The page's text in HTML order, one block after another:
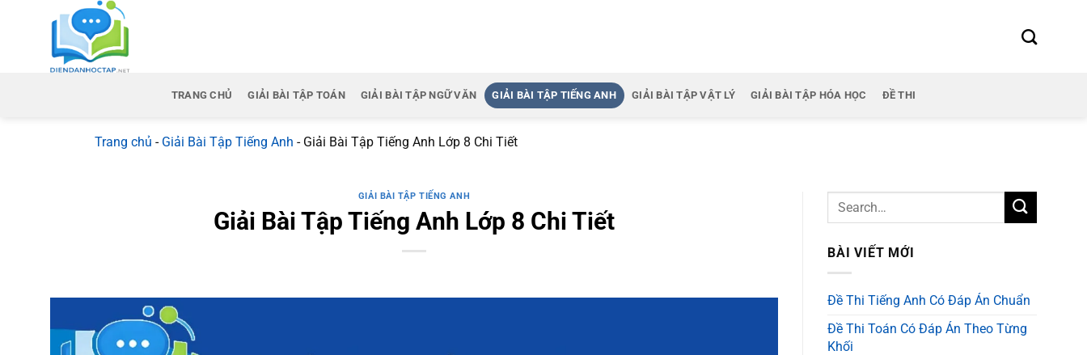
TRANG CHỦ GIẢI BÀI TẬP TOÁN GIẢI BÀI TẬP NGỮ VĂN GIẢI BÀI TẬP TIẾNG ANH GIẢI BÀI TẬP VẬT LÝ GIẢI BÀI TẬP HÓA HỌC ĐỀ THI
Trang chủ - Giải Bài Tập Tiếng Anh - Giải Bài Tập Tiếng Anh Lớp 8 Chi Tiết
GIẢI BÀI TẬP TIẾNG ANH
Giải Bài Tập Tiếng Anh Lớp 8 Chi Tiết
BÀI VIẾT MỚI
Đề Thi Tiếng Anh Có Đáp Án Chuẩn
Đề Thi Toán Có Đáp Án Theo Từng
Khối